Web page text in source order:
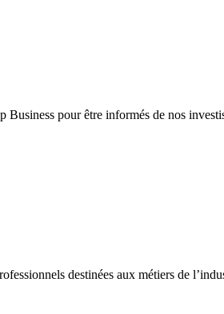
pour être informés de nos
destinées aux métiers de